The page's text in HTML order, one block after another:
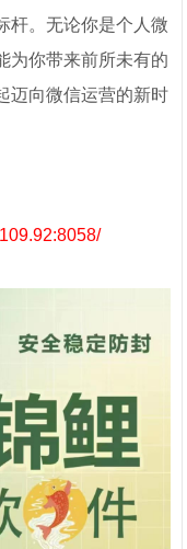
杆。无论你是个人微
为你带来前所未有的
迈向微信运营的新时